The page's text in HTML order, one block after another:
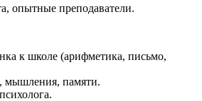
опытные преподаватели.
к школе (арифметика, письмо,
мышления, памяти.